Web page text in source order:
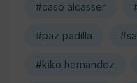
#caso alcasser
#paz padilla
#kiko hernandez